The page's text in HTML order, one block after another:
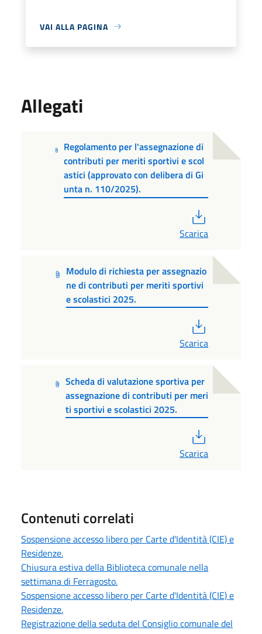
VAI ALLA PAGINA
Allegati
Regolamento per l'assegnazione di
contributi per meriti sportivi e scol
astici (approvato con delibera di Gi
unta n. 110/2025).
Scarica
Modulo di richiesta per assegnazio
ne di contributi per meriti sportivi
e scolastici 2025.
Scarica
Scheda di valutazione sportiva per
assegnazione di contributi per meri
ti sportivi e scolastici 2025.
Scarica
Contenuti correlati
Sospensione accesso libero per Carte d'Identità (CIE) e
Residenze.
Chiusura estiva della Biblioteca comunale nella
settimana di Ferragosto.
Sospensione accesso libero per Carte d'Identità (CIE) e
Residenze.
Registrazione della seduta del Consiglio comunale del